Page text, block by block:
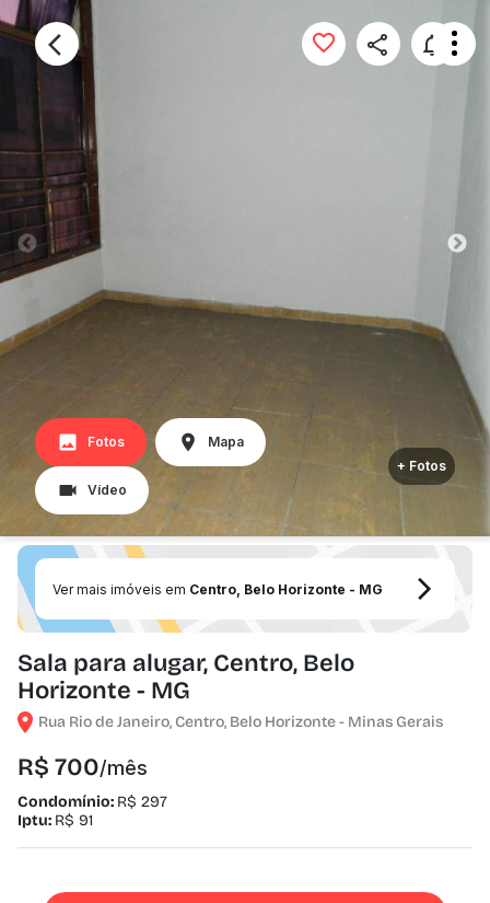
Fotos Mapa
Vídeo
+ Fotos
Ver mais imóveis em Centro, Belo Horizonte - MG
Sala para alugar, Centro, Belo
Horizonte - MG
Rua Rio de Janeiro, Centro, Belo Horizonte - Minas Gerais
R$ 700/mês
Condomínio: R$ 297
Iptu: R$ 91